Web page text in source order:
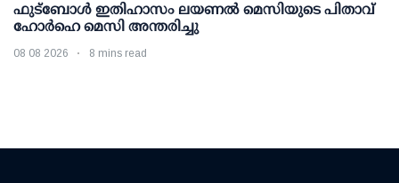
ഫുട്ബോൾ ഇതിഹാസം ലയണൽ മെസിയുടെ പിതാവ്
ഹോർഹെ മെസി അന്തരിച്ചു
08 08 2026 8 mins read